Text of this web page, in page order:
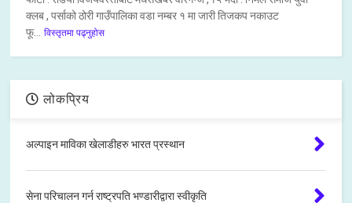
क्लब , पर्साको ठोरी गाउँपालिका वडा नम्बर १ मा जारी तिजकप नकाउट
फू...
विस्तृतमा पढ्नुहोस
लोकप्रिय
अल्पाइन माविका खेलाडीहरु भारत प्रस्थान
सेना परिचालन गर्न राष्ट्रपति भण्डारीद्वारा स्वीकृति